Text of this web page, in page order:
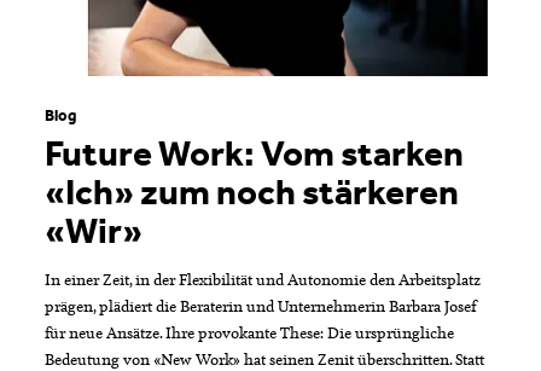
Future Work: Vom starken
«Ich» zum noch stärkeren
«Wir»
Blog
In einer Zeit, in der Flexibilität und Autonomie den Arbeitsplatz
prägen, plädiert die Beraterin und Unternehmerin Barbara Josef
für neue Ansätze. Ihre provokante These: Die ursprüngliche
Bedeutung von «New Work» hat seinen Zenit überschritten. Statt